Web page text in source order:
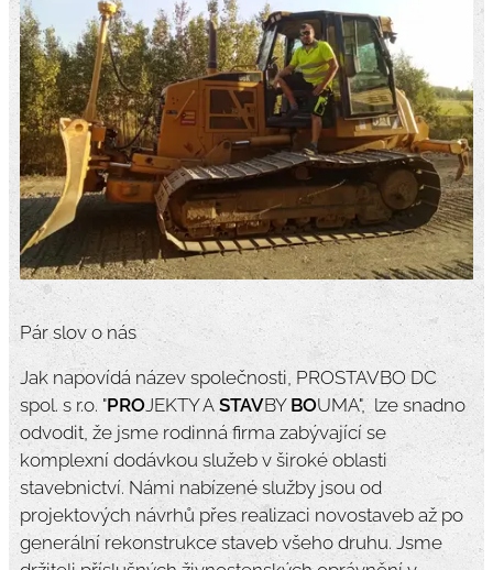
Pár slov o nás
Jak napovídá název společnosti, PROSTAVBO DC
spol. s r.o. "PROJEKTY A STAVBY BOUMA", lze snadno
odvodit, že jsme rodinná firma zabývající se
komplexní dodávkou služeb v široké oblasti
stavebnictví. Námi nabízené služby jsou od
projektových návrhů přes realizaci novostaveb až po
generální rekonstrukce staveb všeho druhu. Jsme